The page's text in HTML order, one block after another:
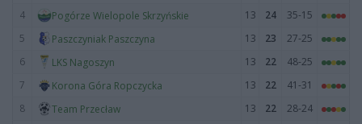
4
Pogórze Wielopole Skrzyńskie 13 24
35-15
5
Paszczyniak Paszczyna 13 23
27-25
6
LKS Nagoszyn 13 22
48-25
7
Korona Góra Ropczycka 13 22
41-31
8
Team Przecław 13 22
28-24